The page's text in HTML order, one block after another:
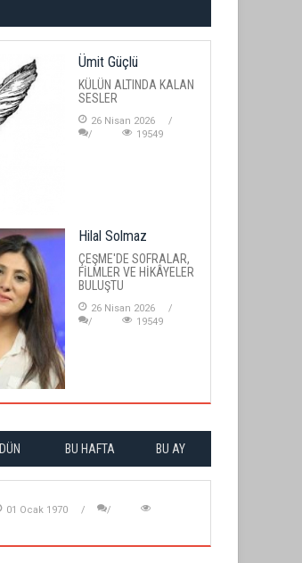
Ümit Güçlü
KÜLÜN ALTINDA KALAN
SESLER
26 Nisan 2026
19549
Hilal Solmaz
ÇEŞME'DE SOFRALAR,
FİLMLER VE HİKÂYELER
BULUŞTU
26 Nisan 2026
19549
DÜN BU HAFTA BU AY
01 Ocak 1970